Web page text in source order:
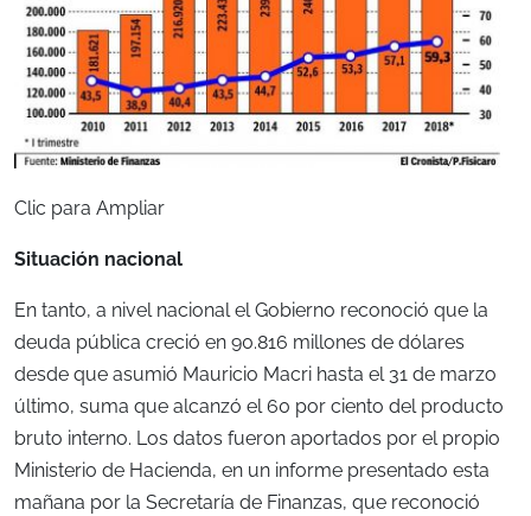
Clic para Ampliar
Situación nacional
En tanto, a nivel nacional el Gobierno reconoció que la
deuda pública creció en 90.816 millones de dólares
desde que asumió Mauricio Macri hasta el 31 de marzo
último, suma que alcanzó el 60 por ciento del producto
bruto interno. Los datos fueron aportados por el propio
Ministerio de Hacienda, en un informe presentado esta
mañana por la Secretaría de Finanzas, que reconoció